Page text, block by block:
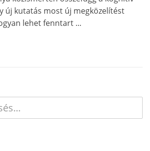
új kutatás most új megközelítést
lehet fenntart ...